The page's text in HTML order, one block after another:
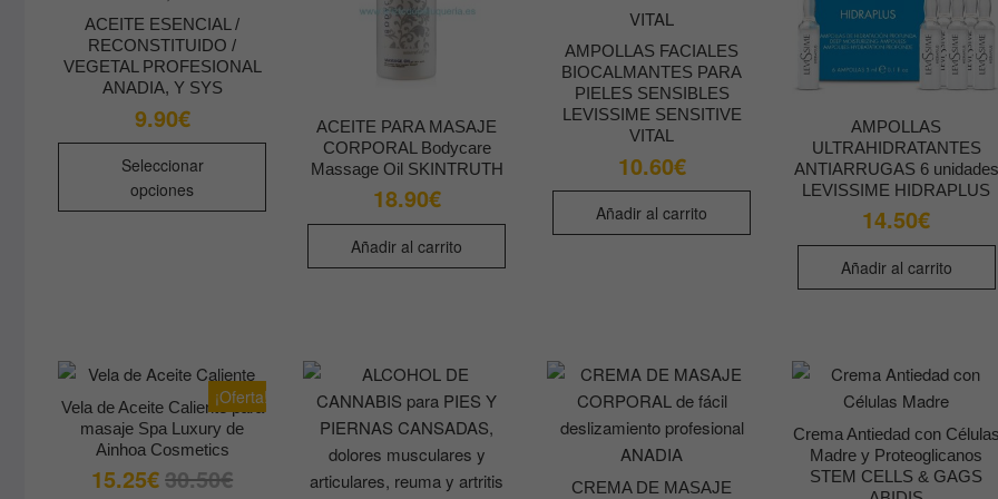
ACEITE ESENCIAL /
RECONSTITUIDO /
VEGETAL PROFESIONAL
ANADIA, Y SYS
9.90€
Seleccionar
opciones
Este
producto
múltiples
pueden
elegir
en
ACEITE PARA MASAJE
CORPORAL Bodycare
Massage Oil SKINTRUTH
18.90€
Añadir al carrito
AMPOLLAS FACIALES
BIOCALMANTES PARA
PIELES SENSIBLES
LEVISSIME SENSITIVE
VITAL
10.60€
Añadir al carrito
AMPOLLAS
ULTRAHIDRATANTES
ANTIARRUGAS 6 unidades
LEVISSIME HIDRAPLUS
14.50€
Añadir al carrito
¡Oferta!
Vela de Aceite Caliente para
masaje Spa Luxury de
Ainhoa Cosmetics
30.50€El
15.25€ El
CREMA DE MASAJE
Crema Antiedad con
Madre y Proteoglicanos
STEM CELLS & GAGS